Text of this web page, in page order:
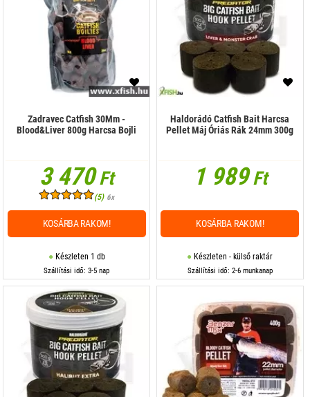
Etetőanyag
Etetőanyag adalék
Etetőbojli
Folyékony adalék
Főtt magvak
Method csali
Őrlemények, lisztek
Paszta
Zadravec Catfish 30Mm -
Blood&Liver 800g Harcsa Bojli
3 470Ft
(5) 6x
Készleten 1 db
Szállítási idő: 3-5 nap
KOSÁRBA RAKOM!
Haldorádó Catfish Bait Harcsa
Pellet Máj Óriás Rák 24mm 300g
1 989Ft
Készleten - külső raktár
Szállítási idő: 2-6 munkanap
KOSÁRBA RAKOM!